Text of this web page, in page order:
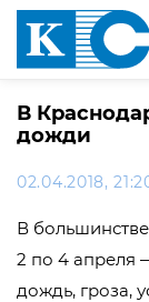
В
дожди
02.04.2018,
В
2 по 4 апреля
дождь, гроза,